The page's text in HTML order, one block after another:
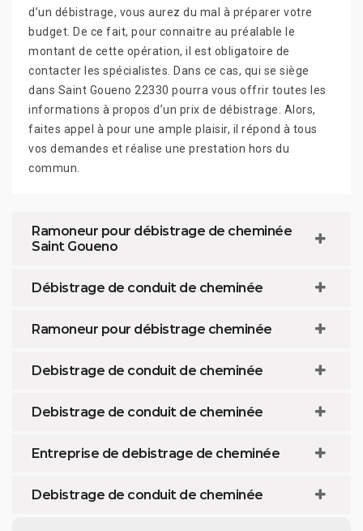
d’un débistrage, vous aurez du mal à préparer votre
budget. De ce fait, pour connaitre au préalable le
montant de cette opération, il est obligatoire de
contacter les spécialistes. Dans ce cas, qui se siège
dans Saint Goueno 22330 pourra vous offrir toutes les
informations à propos d’un prix de débistrage. Alors,
faites appel à pour une ample plaisir, il répond à tous
vos demandes et réalise une prestation hors du
commun.
Ramoneur pour débistrage de cheminée
Saint Goueno
Débistrage de conduit de cheminée
Ramoneur pour débistrage cheminée
Debistrage de conduit de cheminée
Debistrage de conduit de cheminée
Entreprise de debistrage de cheminée
Debistrage de conduit de cheminée